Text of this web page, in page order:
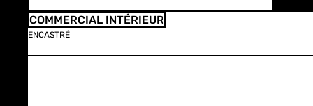
COMMERCIAL INTÉRIEUR
ENCASTRÉ